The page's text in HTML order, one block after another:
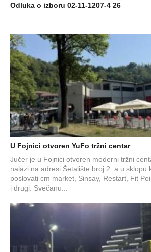
Odluka o izboru 02-11-1207-4 26
U Fojnici otvoren YuFo tržni centar
Jučer je u Fojnici otvoren moderni tržni
nalazi na adresi Šetalište broj 2. a u sklopu
poslovati cm market, Sinsay, Restart, Fit
i drugi. Svečanu...